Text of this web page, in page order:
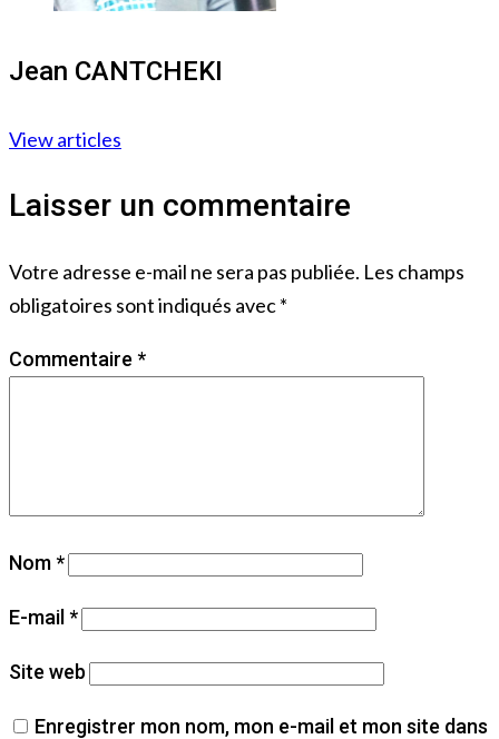
Jean CANTCHEKI
View articles
Laisser un commentaire
Votre adresse e-mail ne sera pas publiée. Les champs
obligatoires sont indiqués avec*
Commentaire *
Nom*
E-mail *
Site web
Enregistrer mon nom, mon e-mail et mon site dans